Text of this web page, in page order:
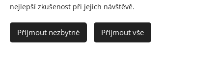
Domácí prostředí umožňuje věnovat se péči v
atmosféře klidu, bez spěchu a stresu. Porodní
nejlepší zkušenost při jejich návštěvě.
Přijmout nezbytné Přijmout vše